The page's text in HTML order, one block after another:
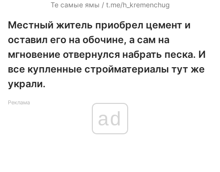
Те самые ямы / t.me/h_kremenchug
Местный житель приобрел цемент и
оставил его на обочине, а сам на
мгновение отвернулся набрать песка. И
все купленные стройматериалы тут же
украли.
Реклама
ad